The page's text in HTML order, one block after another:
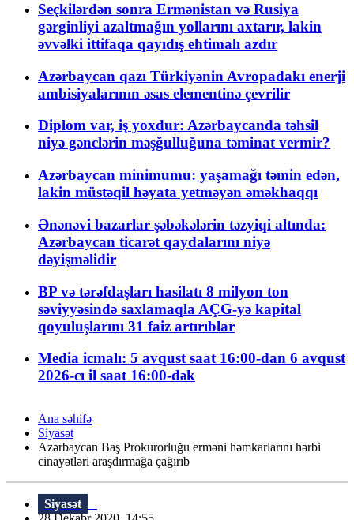
Seçkilərdən sonra Ermənistan və Rusiya
gərginliyi azaltmağın yollarını axtarır, lakin
əvvəlki ittifaqa qayıdış ehtimalı azdır
Azərbaycan qazı Türkiyənin Avropadakı enerji
ambisiyalarının əsas elementinə çevrilir
Diplom var, iş yoxdur: Azərbaycanda təhsil
niyə gənclərin məşğulluğuna təminat vermir?
Azərbaycan minimumu: yaşamağı təmin edən,
lakin müstəqil həyata yetməyən əməkhaqqı
Ənənəvi bazarlar şəbəkələrin təzyiqi altında:
Azərbaycan ticarət qaydalarını niyə
dəyişməlidir
BP və tərəfdaşları hasilatı 8 milyon ton
səviyyəsində saxlamaqla AÇG-yə kapital
qoyuluşlarını 31 faiz artırıblar
Media icmalı: 5 avqust saat 16:00-dan 6 avqust
2026-cı il saat 16:00-dək
Ana səhifə
Siyasət
Azərbaycan Baş Prokurorluğu erməni həmkarlarını hərbi
cinayətləri araşdırmağa çağırıb
Siyasət